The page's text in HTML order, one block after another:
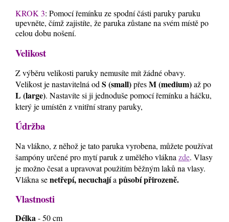
KROK 3: Pomocí řemínku ze spodní části paruky paruku
upevněte, čímž zajistíte, že paruka zůstane na svém místě po
celou dobu nošení.
Velikost
Z výběru velikosti paruky nemusíte mít žádné obavy.
Velikost je nastavitelná od S (small)přesM (medium)až po
L (large). Nastavíte si ji jednoduše pomocí řemínku a háčku,
který je umístěn z vnitřní strany paruky,
Údržba
Na vlákno, z něhož je tato paruka vyrobena, můžete používat
šampóny určené pro mytí paruk z umělého vláknazde. Vlasy
je možno česat a upravovat použitím běžným laků na vlasy.
Vlákna senetřepí, necuchajíapůsobí přirozeně.
Vlastnosti
Délka- 50 cm